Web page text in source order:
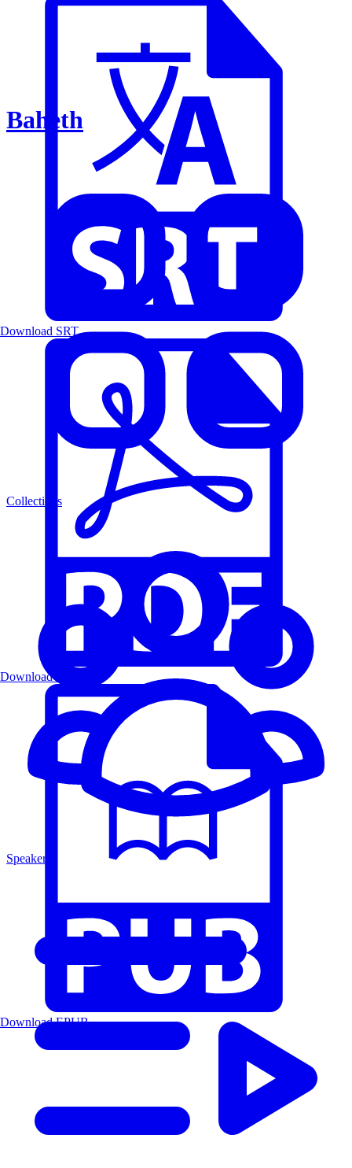
Baheth
Collections
Speakers
Download SRT
Download PDF
Download EPUB